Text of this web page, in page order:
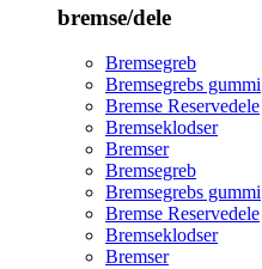
bremse/dele
Bremsegreb
Bremsegrebs gummi
Bremse Reservedele
Bremseklodser
Bremser
Bremsegreb
Bremsegrebs gummi
Bremse Reservedele
Bremseklodser
Bremser